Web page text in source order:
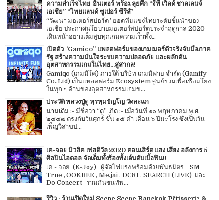
ความสำเร็จไทย-อินเตอร์ พร้อมลุยศึก “จีที เวิลด์ ชาลเลนจ์
เอเชีย”-“ไทยแลนด์ ซูเปอร์ ซีรีส์”
“วัฒนา มอเตอร์สปอร์ต” ยอดทีมแข่งไทยระดับชั้นนำของ
เอเชีย ประกาศนโยบายมอเตอร์สปอร์ตประจำฤดูกาล 2020
เดินหน้าอย่างเต็มสูบทุกเกมความเร็วทั้ง...
เปิดตัว “Gamiqo” แพลตฟอร์มของเกมเมอร์ตัวจริงจับมือภาค
รัฐ สร้างความมั่นใจระบบความปลอดภัย และผลักดัน
อุตสาหกรรมเกมในไทย...สู่สากล!
Gamiqo (เกมมิโค่) ภายใต้ บริษัท เกมมิฟาย จำกัด (Gamify
Co.,Ltd) เป็นแพลตฟอร์ม Ecosystem ศูนย์รวมเพื่อเชื่อมโยง
ในทุก ๆ ด้านของอุตสาหกรรมเกมข...
ประวัติ หลวงปู่ดู่ พฺรหฺมปัญโญ วัดสะแก
นามเดิม :- มีชื่อว่า “ดู่” เกิด :- เมื่อวันที่ ๑๐ พฤษภาคม พ.ศ.
๒๔๔๗ ตรงกับวันศุกร์ ขึ้น ๑๕ ค่ำ เดือน ๖ ปีมะโรง ซึ่งเป็นวัน
เพ็ญวิสาขป...
เค-จอย มิวสิค เฟสติวัล 2020 คอนเสิร์ต แสง เสียง อลังการ 5
ศิลปินไอดอล จัดเต็มทั้งร้องทั้งเต้นดับเบิ้ลฟิน!!
เค - จอย (K-Joy) ผู้จัดไฟแรง พร้อมด้วยพันธมิตร SM
True , OOKBEE , Me.jai , DO81 , SEARCH (LIVE) และ
Do Concert ร่วมกันขนทัพ...
รีวิว : ร้านเปิดใหม่ Scene Scene Bangkok Pâtisserie &